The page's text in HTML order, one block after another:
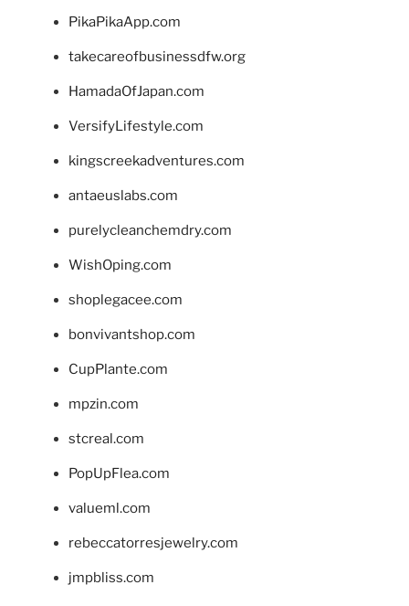
PikaPikaApp.com
takecareofbusinessdfw.org
HamadaOfJapan.com
VersifyLifestyle.com
kingscreekadventures.com
antaeuslabs.com
purelycleanchemdry.com
WishOping.com
shoplegacee.com
bonvivantshop.com
CupPlante.com
mpzin.com
stcreal.com
PopUpFlea.com
valueml.com
rebeccatorresjewelry.com
jmpbliss.com